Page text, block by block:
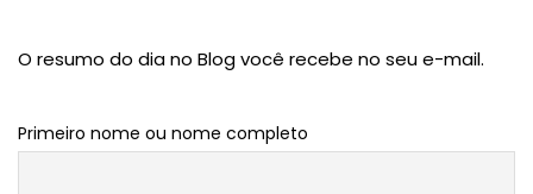
O resumo do dia no Blog você recebe no seu e-mail.
Primeiro nome ou nome completo